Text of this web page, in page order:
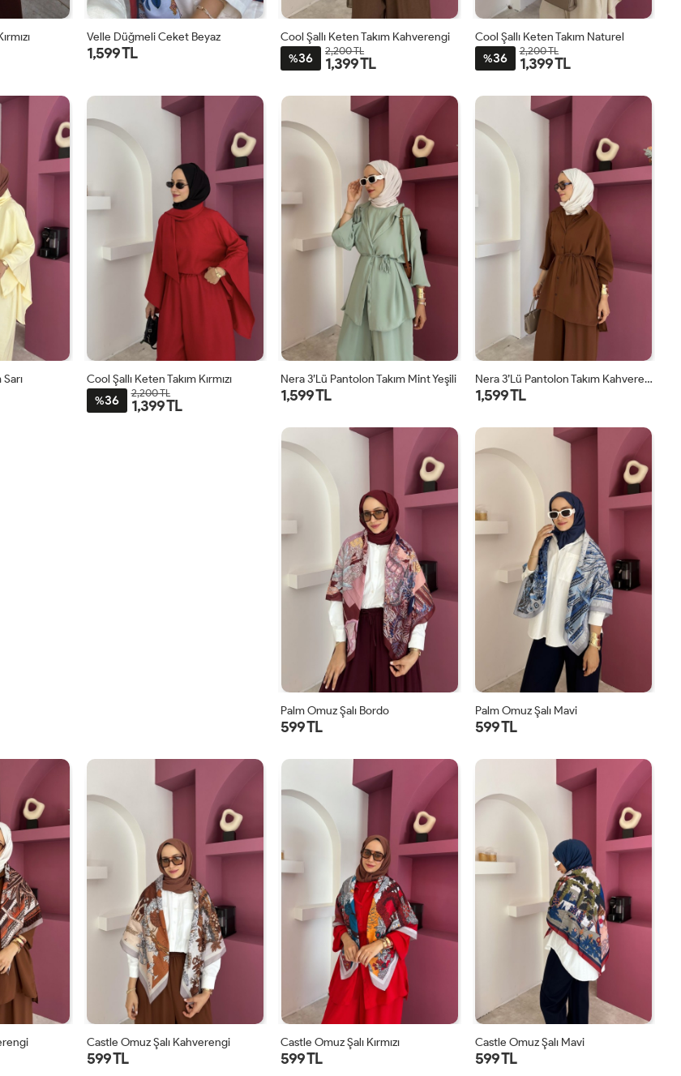
Velle Düğmeli Ceket Beyaz
1,599 TL
Cool Şallı Keten Takım Kahverengi
%36 2,200 TL
1,399 TL
Cool Şallı Keten Takım Naturel
%36 2,200 TL
1,399 TL
Cool Şallı Keten Takım Kırmızı
%36 2,200 TL
1,399 TL
STD
Nera 3’lü Pantolon Takım Mint Yeşili
1,599 TL
STD
Nera 3’lü Pantolon Takım Kahverengi
1,599 TL
STD
Palm Omuz Şalı Bordo
599 TL
STD
Palm Omuz Şalı Mavi
599 TL
Castle Omuz Şalı Kahverengi
599 TL
Castle Omuz Şalı Kırmızı
599 TL
Castle Omuz Şalı Mavi
599 TL